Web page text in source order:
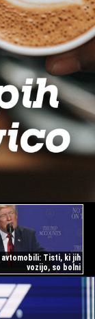
Tisti, ki jih
vozijo, so bolni